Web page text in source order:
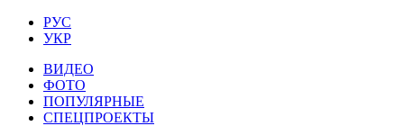
РУС
УКР
ВИДЕО
ФОТО
ПОПУЛЯРНЫЕ
СПЕЦПРОЕКТЫ